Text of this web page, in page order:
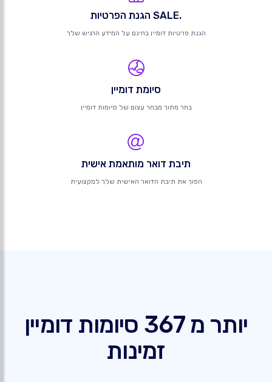
.SALE הגנת הפרטיות
הגנת פרטיות דומיין בחינם על המידע הרגיש שלך
סיומת דומיין
בחר מתוך מבחר עצום של סיומות דומיין
תיבת דואר מותאמת אישית
הפוך את תיבת הדואר האישית שלך למקצועית
יותר מ 367 סיומות דומיין
זמינות